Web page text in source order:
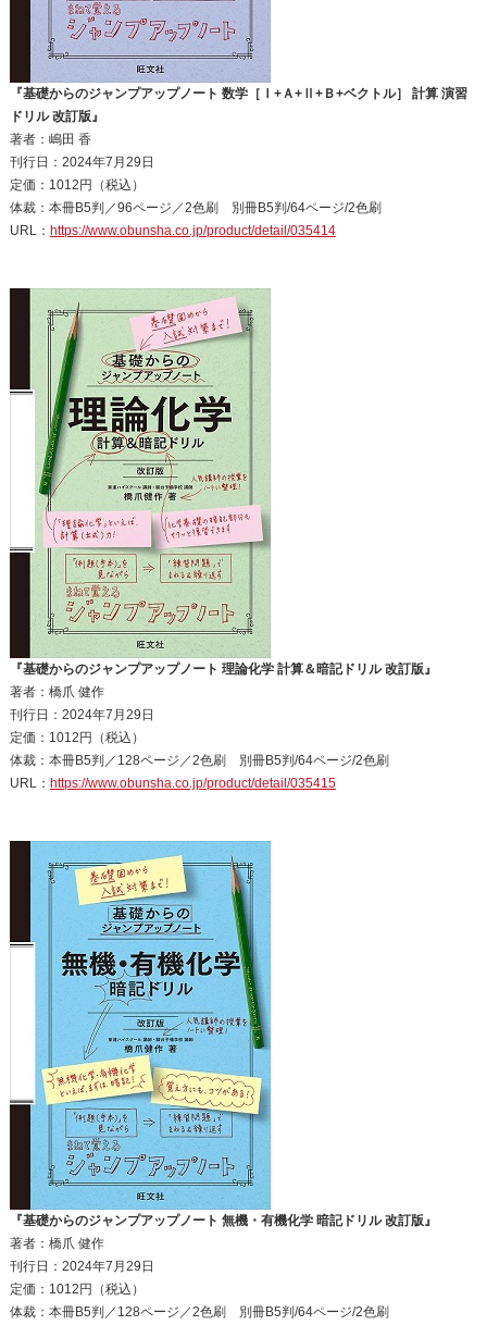
『基礎からのジャンプアップノート 数学［Ⅰ+Ａ+Ⅱ+Ｂ+ベクトル］ 計算 演習
ドリル 改訂版』
著者：嶋田 香
刊行日：2024年7月29日
定価：1012円（税込）
体裁：本冊B5判／96ページ／2色刷 別冊B5判/64ページ/2色刷
URL： https://www.obunsha.co.jp/product/detail/035414
『基礎からのジャンプアップノート 理論化学 計算＆暗記ドリル 改訂版』
著者：橋爪 健作
刊行日：2024年7月29日
定価：1012円（税込）
体裁：本冊B5判／128ページ／2色刷 別冊B5判/64ページ/2色刷
URL： https://www.obunsha.co.jp/product/detail/035415
『基礎からのジャンプアップノート 無機・有機化学 暗記ドリル 改訂版』
著者：橋爪 健作
刊行日：2024年7月29日
定価：1012円（税込）
体裁：本冊B5判／128ページ／2色刷 別冊B5判/64ページ/2色刷